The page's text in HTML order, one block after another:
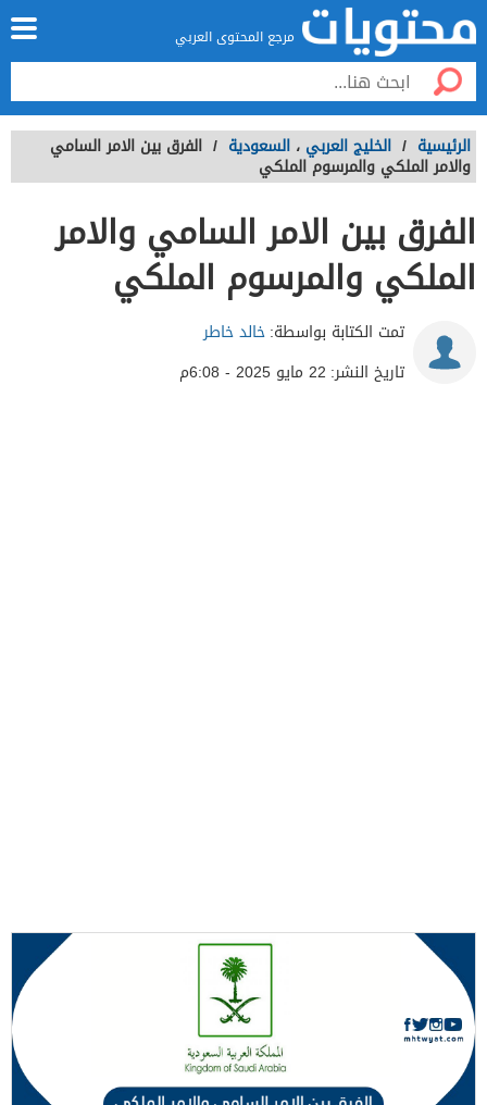
مرجع المحتوى العربي
الرئيسية / الخليج العربي ، السعودية / الفرق بين الامر السامي
والامر الملكي والمرسوم الملكي
الفرق بين الامر السامي والامر
الملكي والمرسوم الملكي
تمت الكتابة بواسطة:خالد خاطر
تاريخ النشر: 22 مايو 2025 - 6:08م